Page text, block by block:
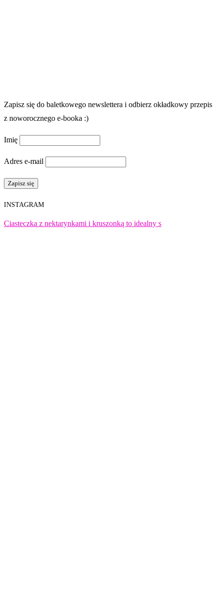
Zapisz się do baletkowego newslettera i odbierz okładkowy przepis
z noworocznego e-booka :)
Imię
Adres e-mail
INSTAGRAM
Ciasteczka z nektarynkami i kruszonką to idealny s